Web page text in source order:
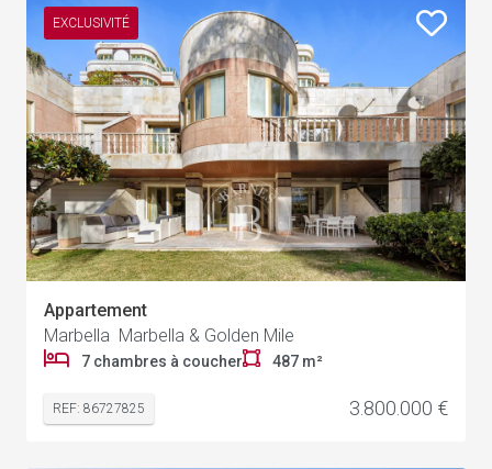
EXCLUSIVITÉ
Appartement
Marbella Marbella & Golden Mile
7 chambres à coucher 487 m²
REF: 86727825 3.800.000 €